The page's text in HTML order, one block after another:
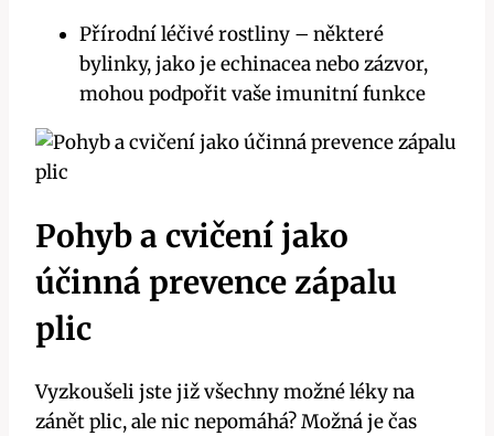
Přírodní léčivé rostliny – některé
bylinky, jako je echinacea nebo zázvor,
mohou podpořit vaše imunitní funkce
Pohyb a cvičení jako
účinná prevence zápalu
plic
Vyzkoušeli jste již všechny možné léky na
zánět plic, ale nic nepomáhá? Možná je čas